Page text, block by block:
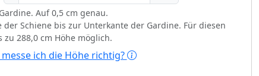
Auf 0,5 cm genau.
der Schiene bis zur Unterkante der Gardine. Für diesen
288,0 cm Höhe möglich.
messe ich die Höhe richtig?